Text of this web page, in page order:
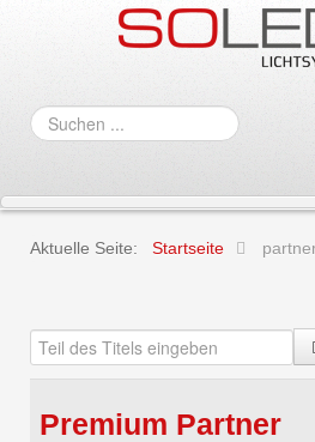
Suchen
...
Aktuelle Seite: Startseite
Premium Partner